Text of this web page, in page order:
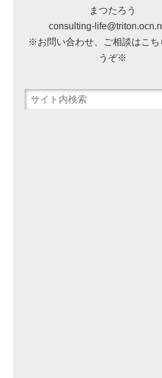
まつたろう
consulting-
※お問い合わせ、ご相談はこち
うぞ※